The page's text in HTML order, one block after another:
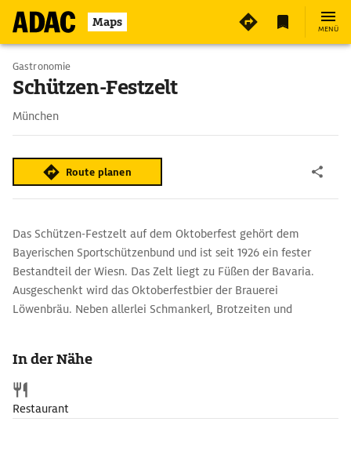
Maps MENÜ
Gastronomie
Schützen-Festzelt
München
Route planen
Das Schützen-Festzelt auf dem Oktoberfest gehört dem
Bayerischen Sportschützenbund und ist seit 1926 ein fester
Bestandteil der Wiesn. Das Zelt liegt zu Füßen der Bavaria.
Ausgeschenkt wird das Oktoberfestbier der Brauerei
Löwenbräu. Neben allerlei Schmankerl, Brotzeiten und
Das Innere des Zeltes ist mit bunten Bändern, Kränzen und
bayerischen Elementen gemütlich und traditionell geschmückt.
Der Balkon auf der Südseite des Zeltes bietet einen einmaligen
Blick auf Riesenrad und Bavaria. Im Zeltanbau befinden sich
In der Nähe
Restaurant